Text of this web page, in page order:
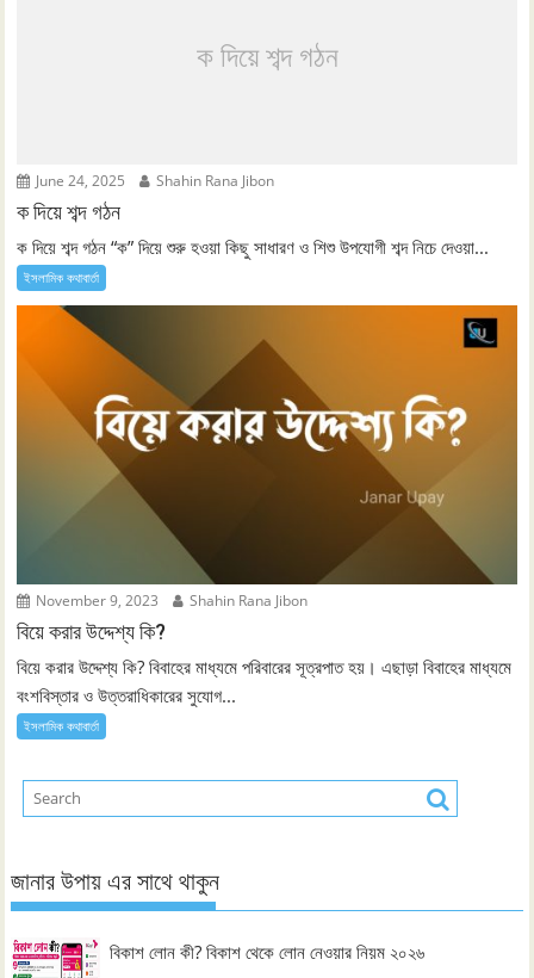
ক দিয়ে শব্দ গঠন
June 24, 2025 Shahin Rana Jibon
ক দিয়ে শব্দ গঠন
ক দিয়ে শব্দ গঠন “ক” দিয়ে শুরু হওয়া কিছু সাধারণ ও শিশু উপযোগী শব্দ নিচে দেওয়া...
ইসলামিক কথাবার্তা
November 9, 2023 Shahin Rana Jibon
বিয়ে করার উদ্দেশ্য কি?
বিয়ে করার উদ্দেশ্য কি? বিবাহের মাধ্যমে পরিবারের সূত্রপাত হয়। এছাড়া বিবাহের মাধ্যমে
বংশবিস্তার ও উত্তরাধিকারের সুযোগ...
ইসলামিক কথাবার্তা
জানার উপায় এর সাথে থাকুন
বিকাশ লোন কী? বিকাশ থেকে লোন নেওয়ার নিয়ম ২০২৬